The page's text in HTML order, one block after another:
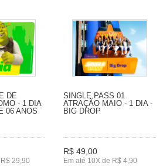
DE
- 1 DIA
06 ANOS
29,90
SINGLE PASS 01
ATRAÇÃO MAIO - 1 DIA -
BIG DROP
R$ 49,00
Em até 10X de R$ 4,90